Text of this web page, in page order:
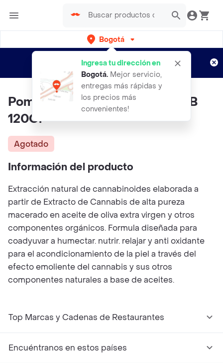
Bogotá
Ingresa tu dirección en
Bogotá. Mejor servicio,
entregas más rápidas y
los precios más
convenientes!
envíos gratis por semanas
Aplican TyC
Pomada De Cannabis NAT HERB
120Gr
Agotado
Información del producto
Extracción natural de cannabinoides elaborada a
partir de Extracto de Cannabis de alta pureza
macerado en aceite de oliva extra virgen y otros
componentes orgánicos. Formula diseñada para
coadyuvar a humectar. nutrir. relajar y anti oxidante
para el acondicionamiento de la piel a través del
efecto emoliente del cannabis y sus otros
componentes naturales a base de aceites.
Top Marcas y Cadenas de Restaurantes
Encuéntranos en estos países